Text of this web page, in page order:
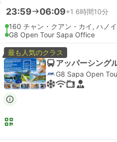
23:59 06:09+1 6時間10分
160 チャン・クアン・カイ, ハノイ
G8 Open Tour Sapa Office
最も人気のクラス
アッパーシング
G8 Sapa Open